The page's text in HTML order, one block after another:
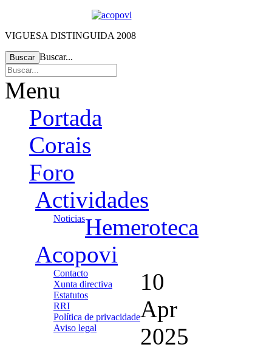
VIGUESA DISTINGUIDA 2008
Buscar Buscar...
Menu
Portada
Corais
Foro
Actividades
NoticiasHemeroteca
Acopovi
Contacto
Xunta directiva
Estatutos
RRI
Política de privacidade
Aviso legal
10
Apr
2025